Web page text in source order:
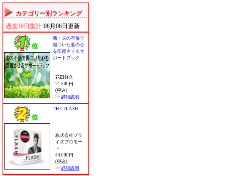
カテゴリー別ランキング
過去30日集計 08月06日更新
新・夫の不倫で
傷ついた妻の心
を回復させるサ
ポートブック
花田好久
21,500円
(税込)
>> 詳細説明
THE FLASH
株式会社ブラ
イズプロモー
ト
44,000円
(税込)
>> 詳細説明